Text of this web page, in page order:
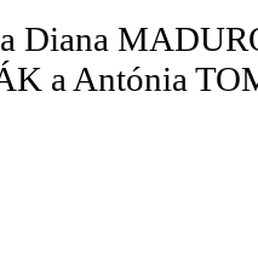
Diana
a Antónia